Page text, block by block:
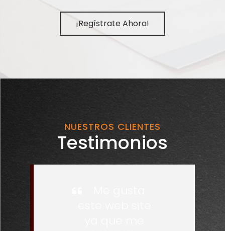
¡Regístrate Ahora!
NUESTROS CLIENTES
Testimonios